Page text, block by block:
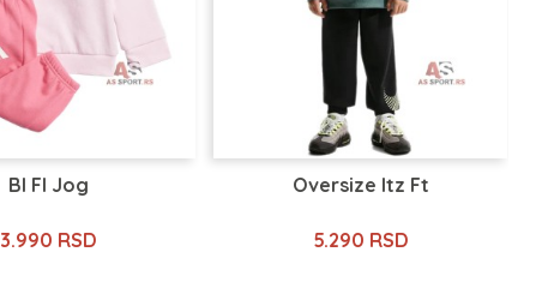
Bl Fl Jog
3.990 RSD
Oversize Itz Ft
5.290 RSD